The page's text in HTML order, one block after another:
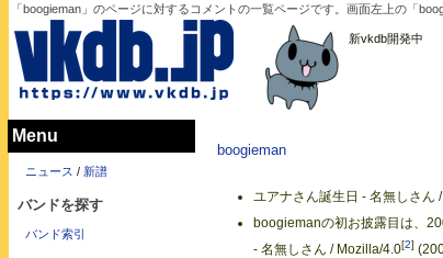
「boogieman」のページに対するコメントの一覧ページです。画面左上の「
新vkdb開発中
boogieman
ユアナさん誕生日 - 名無しさん
boogiemanの初お披露目は、
- 名無しさん / Mozilla/4.0[2]
Menu
ニュース / 新譜
バンドを探す
バンド索引